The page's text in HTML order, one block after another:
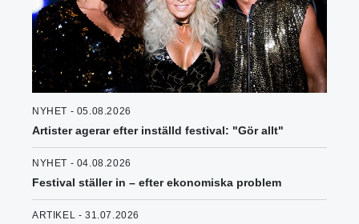
NYHET - 05.08.2026
Artister agerar efter inställd festival: "Gör allt"
NYHET - 04.08.2026
Festival ställer in – efter ekonomiska problem
ARTIKEL - 31.07.2026